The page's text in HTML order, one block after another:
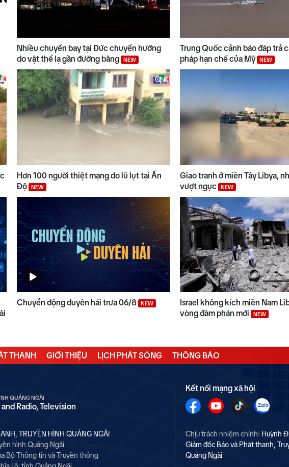
Nhiều chuyến bay tại Đức chuyển hướng
do vật thể lạ gần đường băng
NEW
Trung Quốc cảnh báo đáp trả
pháp hạn chế của Mỹ
NEW
Hơn 100 người thiệt mạng do lũ lụt tại Ấn
Độ
NEW
Giao tranh ở miền Tây Libya,
vượt ngục
NEW
Chuyển động duyên hải trưa 06/8 NEW
Israel không kích miền Nam
vòng đàm phán mới
NEW
THANH GIỚI THIỆU LỊCH PHÁT SÓNG THÔNG BÁO
QUẢNG NGÃI
Radio, Television
TRUYỀN HÌNH QUẢNG NGÃI
hình Quảng Ngãi
Bộ Thông tin và Truyền thông
Kết nối mạng xã hội
Chịu trách nhiệm chính: Huỳnh
Giám đốc Báo và Phát thanh,
Quảng Ngãi